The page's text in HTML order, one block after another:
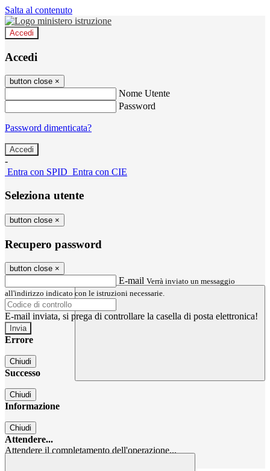
Salta al contenuto
Accedi
Accedi
button close ×
Nome Utente
Password
Password dimenticata?
-
Entra con SPID Entra con CIE
Seleziona utente
button close ×
Recupero password
button close ×
E-mail Verrà inviato un messaggio
all'indirizzo indicato con le istruzioni necessarie.
E-mail inviata, si prega di controllare la casella di posta elettronica!
Errore
Chiudi
Successo
Chiudi
Informazione
Chiudi
Attendere...
Attendere il completamento dell'operazione...